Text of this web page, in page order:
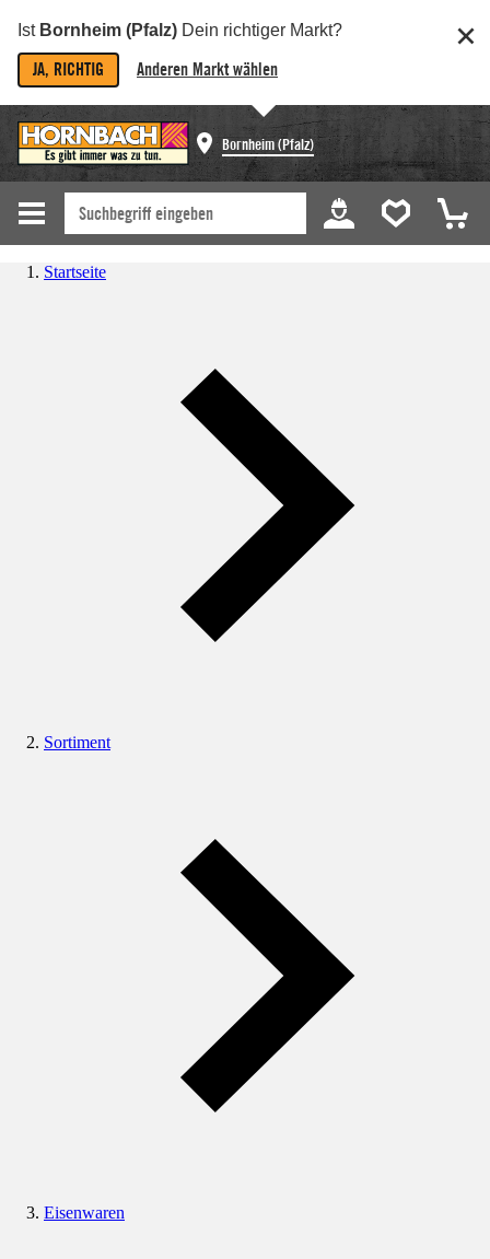
Ist Bornheim (Pfalz) Dein richtiger Markt?
JA, RICHTIG Anderen Markt wählen
Bornheim (Pfalz)
Startseite
Sortiment
Eisenwaren